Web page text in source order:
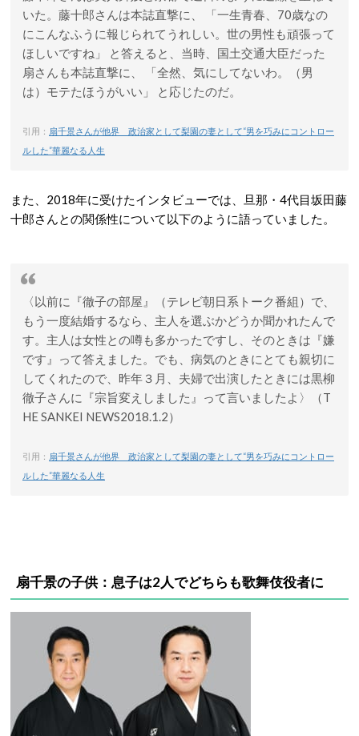
いた。藤十郎さんは本誌直撃に、 「一生青春、70歳なの
にこんなふうに報じられてうれしい。世の男性も頑張って
ほしいですね」 と答えると、当時、国土交通大臣だった
扇さんも本誌直撃に、 「全然、気にしてないわ。（男
は）モテたほうがいい」 と応じたのだ。
引用： 扇千景さんが他界 政治家として梨園の妻として“男を巧みにコントロー
ルした”華麗なる人生
また、2018年に受けたインタビューでは、旦那・4代目坂田藤
十郎さんとの関係性について以下のように語っていました。
〈以前に『徹子の部屋』（テレビ朝日系トーク番組）で、
もう一度結婚するなら、主人を選ぶかどうか聞かれたんで
す。主人は女性との噂も多かったですし、そのときは『嫌
です』って答えました。でも、病気のときにとても親切に
してくれたので、昨年３月、夫婦で出演したときには黒柳
徹子さんに『宗旨変えしました』って言いましたよ〉（T
HE SANKEI NEWS2018.1.2）
引用： 扇千景さんが他界 政治家として梨園の妻として“男を巧みにコントロー
ルした”華麗なる人生
扇千景の子供：息子は2人でどちらも歌舞伎役者に